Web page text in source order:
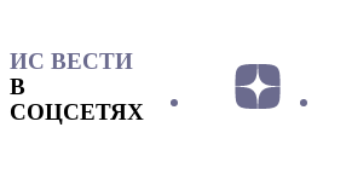
ИС ВЕСТИ
В
СОЦСЕТЯХ